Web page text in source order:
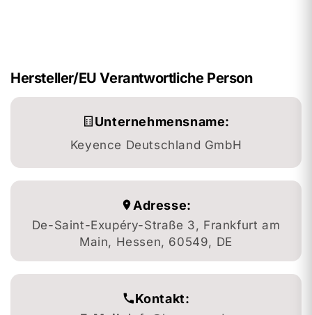
Hersteller/EU Verantwortliche Person
Unternehmensname:
Keyence Deutschland GmbH
Adresse:
De-Saint-Exupéry-Straße 3, Frankfurt am
Main, Hessen, 60549, DE
Kontakt: